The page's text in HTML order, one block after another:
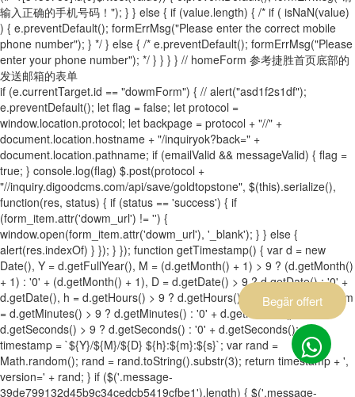
Begär offert
输入正确的手机号码！"); } } else { if (value.length) { /* if ( isNaN(value)
) { e.preventDefault(); formErrMsg("Please enter the correct mobile
phone number"); } */ } else { /* e.preventDefault(); formErrMsg("Please
enter your phone number"); */ } } } } // homeForm 参考捷胜首页底部的
发送邮箱的表单
if (e.currentTarget.id == "dowmForm") { // alert("asd1f2s1df");
e.preventDefault(); let flag = false; let protocol =
window.location.protocol; let backpage = protocol + "//" +
document.location.hostname + "/inquiryok?back=" +
document.location.pathname; if (emailValid && messageValid) { flag =
true; } console.log(flag) $.post(protocol +
"//inquiry.digoodcms.com/api/save/goldtopstone", $(this).serialize(),
function(res, status) { if (status == 'success') { if
(form_item.attr('dowm_url') != '') {
window.open(form_item.attr('dowm_url'), '_blank'); } } else {
alert(res.indexOf) } }); } }); function getTimestamp() { var d = new
Date(), Y = d.getFullYear(), M = (d.getMonth() + 1) > 9 ? (d.getMonth()
+ 1) : '0' + (d.getMonth() + 1), D = d.getDate() > 9 ? d.getDate() : '0' +
d.getDate(), h = d.getHours() > 9 ? d.getHours() : '0' + d.getHours(), m
= d.getMinutes() > 9 ? d.getMinutes() : '0' + d.getMinutes(), s =
d.getSeconds() > 9 ? d.getSeconds() : '0' + d.getSeconds(); var
timestamp = `${Y}/${M}/${D} ${h}:${m}:${s}`; var rand =
Math.random(); rand = rand.toString().substr(3); return timestamp + ',
version=' + rand; } if ($('.message-
39de799132d45b9c34cedcb5419cfbe1').length) { $('.message-